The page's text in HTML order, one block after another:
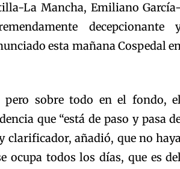
La Mancha, Emiliano
decepcionante
esta mañana Cospedal
pero sobre todo en el fondo,
que “está de paso y pasa
clarificador, añadió, que no
ocupa todos los días, que es